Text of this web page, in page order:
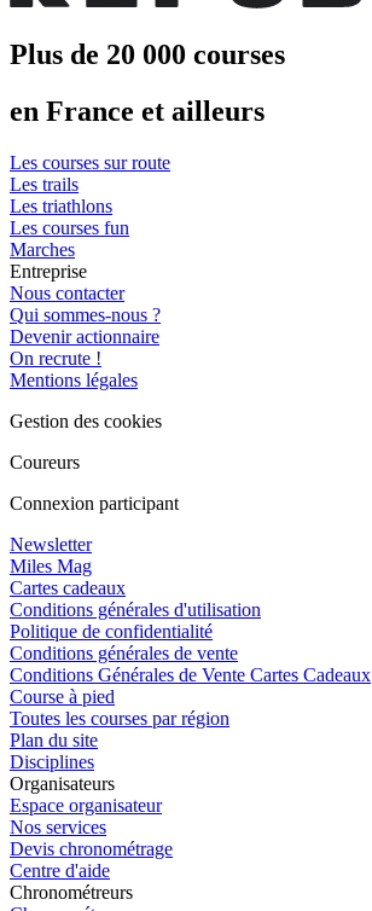
Plus de 20 000 courses
en France et ailleurs
Les courses sur route
Les trails
Les triathlons
Les courses fun
Marches
Entreprise
Nous contacter
Qui sommes-nous ?
Devenir actionnaire
On recrute !
Mentions légales
Gestion des cookies
Coureurs
Connexion participant
Newsletter
Miles Mag
Cartes cadeaux
Conditions générales d'utilisation
Politique de confidentialité
Conditions générales de vente
Conditions Générales de Vente Cartes Cadeaux
Course à pied
Toutes les courses par région
Plan du site
Disciplines
Organisateurs
Espace organisateur
Nos services
Devis chronométrage
Centre d'aide
Chronométreurs